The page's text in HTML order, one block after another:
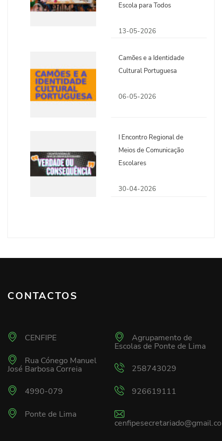
Escola para Todos
13-05-2026
Camões e a Identidade
Cultural Portuguesa
06-05-2026
I Encontro Regional de
Meios de Comunicação
Escolares
30-04-2026
CONTACTOS
CENFIPE
Rua Cónego Manuel
José Barbosa Correia
4990-079
Ponte de Lima
Agrupamento de
Escolas de Ponte de Lima
258743029
926619111